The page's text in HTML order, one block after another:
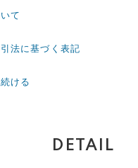
て
法に基づく表記
ける
DETAIL